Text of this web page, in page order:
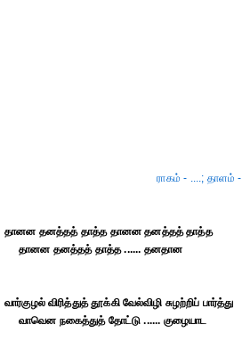
ராகம் - ....; தாளம் -
தானன தனத்தத் தாத்த தானன தனத்தத் தாத்த
தானன தனத்தத் தாத்த ...... தனதான
வார்குழல் விரித்துத் தூக்கி வேல்விழி சுழற்றிப் பார்த்து
வாவென நகைத்துத் தோட்டு ...... குழையாட